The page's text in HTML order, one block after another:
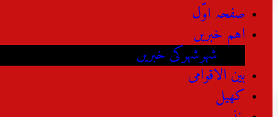
صفحہ اوّل
اہم خبریں
شہرشہرکی خبریں
بین الاقوامی
کھیل